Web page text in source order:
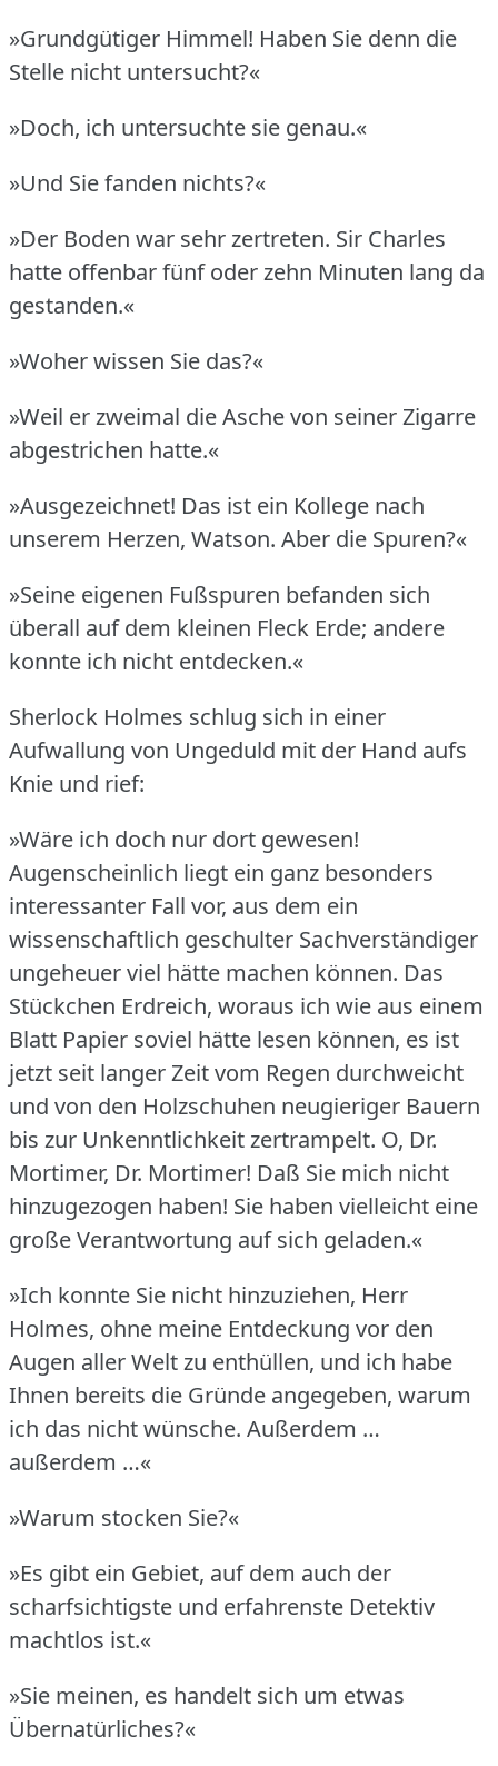
»Grundgütiger Himmel! Haben Sie denn die
Stelle nicht untersucht?«
»Doch, ich untersuchte sie genau.«
»Und Sie fanden nichts?«
»Der Boden war sehr zertreten. Sir Charles
hatte offenbar fünf oder zehn Minuten lang da
gestanden.«
»Woher wissen Sie das?«
»Weil er zweimal die Asche von seiner Zigarre
abgestrichen hatte.«
»Ausgezeichnet! Das ist ein Kollege nach
unserem Herzen, Watson. Aber die Spuren?«
»Seine eigenen Fußspuren befanden sich
überall auf dem kleinen Fleck Erde; andere
konnte ich nicht entdecken.«
Sherlock Holmes schlug sich in einer
Aufwallung von Ungeduld mit der Hand aufs
Knie und rief:
»Wäre ich doch nur dort gewesen!
Augenscheinlich liegt ein ganz besonders
interessanter Fall vor, aus dem ein
wissenschaftlich geschulter Sachverständiger
ungeheuer viel hätte machen können. Das
Stückchen Erdreich, woraus ich wie aus einem
Blatt Papier soviel hätte lesen können, es ist
jetzt seit langer Zeit vom Regen durchweicht
und von den Holzschuhen neugieriger Bauern
bis zur Unkenntlichkeit zertrampelt. O, Dr.
Mortimer, Dr. Mortimer! Daß Sie mich nicht
hinzugezogen haben! Sie haben vielleicht eine
große Verantwortung auf sich geladen.«
»Ich konnte Sie nicht hinzuziehen, Herr
Holmes, ohne meine Entdeckung vor den
Augen aller Welt zu enthüllen, und ich habe
Ihnen bereits die Gründe angegeben, warum
ich das nicht wünsche. Außerdem …
außerdem …«
»Warum stocken Sie?«
»Es gibt ein Gebiet, auf dem auch der
scharfsichtigste und erfahrenste Detektiv
machtlos ist.«
»Sie meinen, es handelt sich um etwas
Übernatürliches?«